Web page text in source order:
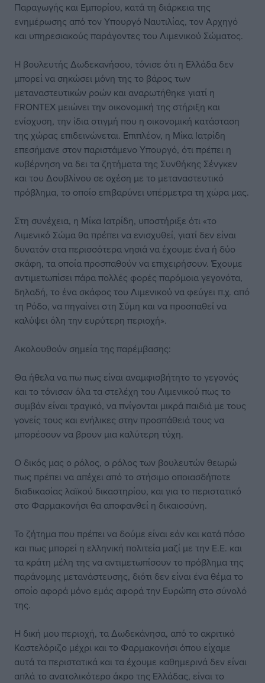
Παραγωγής και Εμπορίου, κατά τη διάρκεια της
ενημέρωσης από τον Υπουργό Ναυτιλίας, τον Αρχηγό
και υπηρεσιακούς παράγοντες του Λιμενικού Σώματος.
Η βουλευτής Δωδεκανήσου, τόνισε ότι η Ελλάδα δεν
μπορεί να σηκώσει μόνη της το βάρος των
μεταναστευτικών ροών και αναρωτήθηκε γιατί η
FRONTEX μειώνει την οικονομική της στήριξη και
ενίσχυση, την ίδια στιγμή που η οικονομική κατάσταση
της χώρας επιδεινώνεται. Επιπλέον, η Μίκα Ιατρίδη
επεσήμανε στον παριστάμενο Υπουργό, ότι πρέπει η
κυβέρνηση να δει τα ζητήματα της Συνθήκης Σένγκεν
και του Δουβλίνου σε σχέση με το μεταναστευτικό
πρόβλημα, το οποίο επιβαρύνει υπέρμετρα τη χώρα μας.
Στη συνέχεια, η Μίκα Ιατρίδη, υποστήριξε ότι «το
Λιμενικό Σώμα θα πρέπει να ενισχυθεί, γιατί δεν είναι
δυνατόν στα περισσότερα νησιά να έχουμε ένα ή δύο
σκάφη, τα οποία προσπαθούν να επιχειρήσουν. Έχουμε
αντιμετωπίσει πάρα πολλές φορές παρόμοια γεγονότα,
δηλαδή, το ένα σκάφος του Λιμενικού να φεύγει π.χ. από
τη Ρόδο, να πηγαίνει στη Σύμη και να προσπαθεί να
καλύψει όλη την ευρύτερη περιοχή».
Ακολουθούν σημεία της παρέμβασης:
Θα ήθελα να πω πως είναι αναμφισβήτητο το γεγονός
και το τόνισαν όλα τα στελέχη του Λιμενικού πως το
συμβάν είναι τραγικό, να πνίγονται μικρά παιδιά με τους
γονείς τους και ενήλικες στην προσπάθειά τους να
μπορέσουν να βρουν μια καλύτερη τύχη.
Ο δικός μας ο ρόλος, ο ρόλος των βουλευτών θεωρώ
πως πρέπει να απέχει από το στήσιμο οποιασδήποτε
διαδικασίας λαϊκού δικαστηρίου, και για το περιστατικό
στο Φαρμακονήσι θα αποφανθεί η δικαιοσύνη.
Το ζήτημα που πρέπει να δούμε είναι εάν και κατά πόσο
και πως μπορεί η ελληνική πολιτεία μαζί με την Ε.Ε. και
τα κράτη μέλη της να αντιμετωπίσουν το πρόβλημα της
παράνομης μετανάστευσης, διότι δεν είναι ένα θέμα το
οποίο αφορά μόνο εμάς αφορά την Ευρώπη στο σύνολό
της.
Η δική μου περιοχή, τα Δωδεκάνησα, από το ακριτικό
Καστελόριζο μέχρι και το Φαρμακονήσι όπου είχαμε
αυτά τα περιστατικά και τα έχουμε καθημερινά δεν είναι
απλά το ανατολικότερο άκρο της Ελλάδας, είναι το